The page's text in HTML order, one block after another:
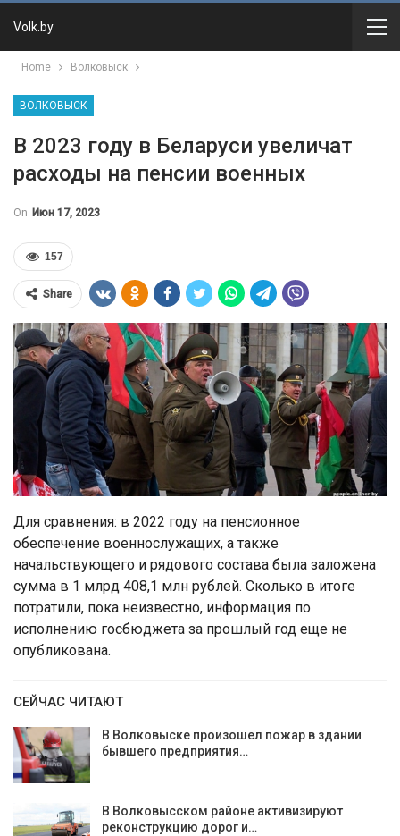
Volk.by
Home Волковыск
ВОЛКОВЫСК
В 2023 году в Беларуси увеличат
расходы на пенсии военных
On Июн 17, 2023
157
Share
Для сравнения: в 2022 году на пенсионное
обеспечение военнослужащих, а также
начальствующего и рядового состава была заложена
сумма в 1 млрд 408,1 млн рублей. Сколько в итоге
потратили, пока неизвестно, информация по
исполнению госбюджета за прошлый год еще не
опубликована.
СЕЙЧАС ЧИТАЮТ
В Волковыске произошел пожар в здании
бывшего предприятия…
В Волковысском районе активизируют
реконструкцию дорог и…